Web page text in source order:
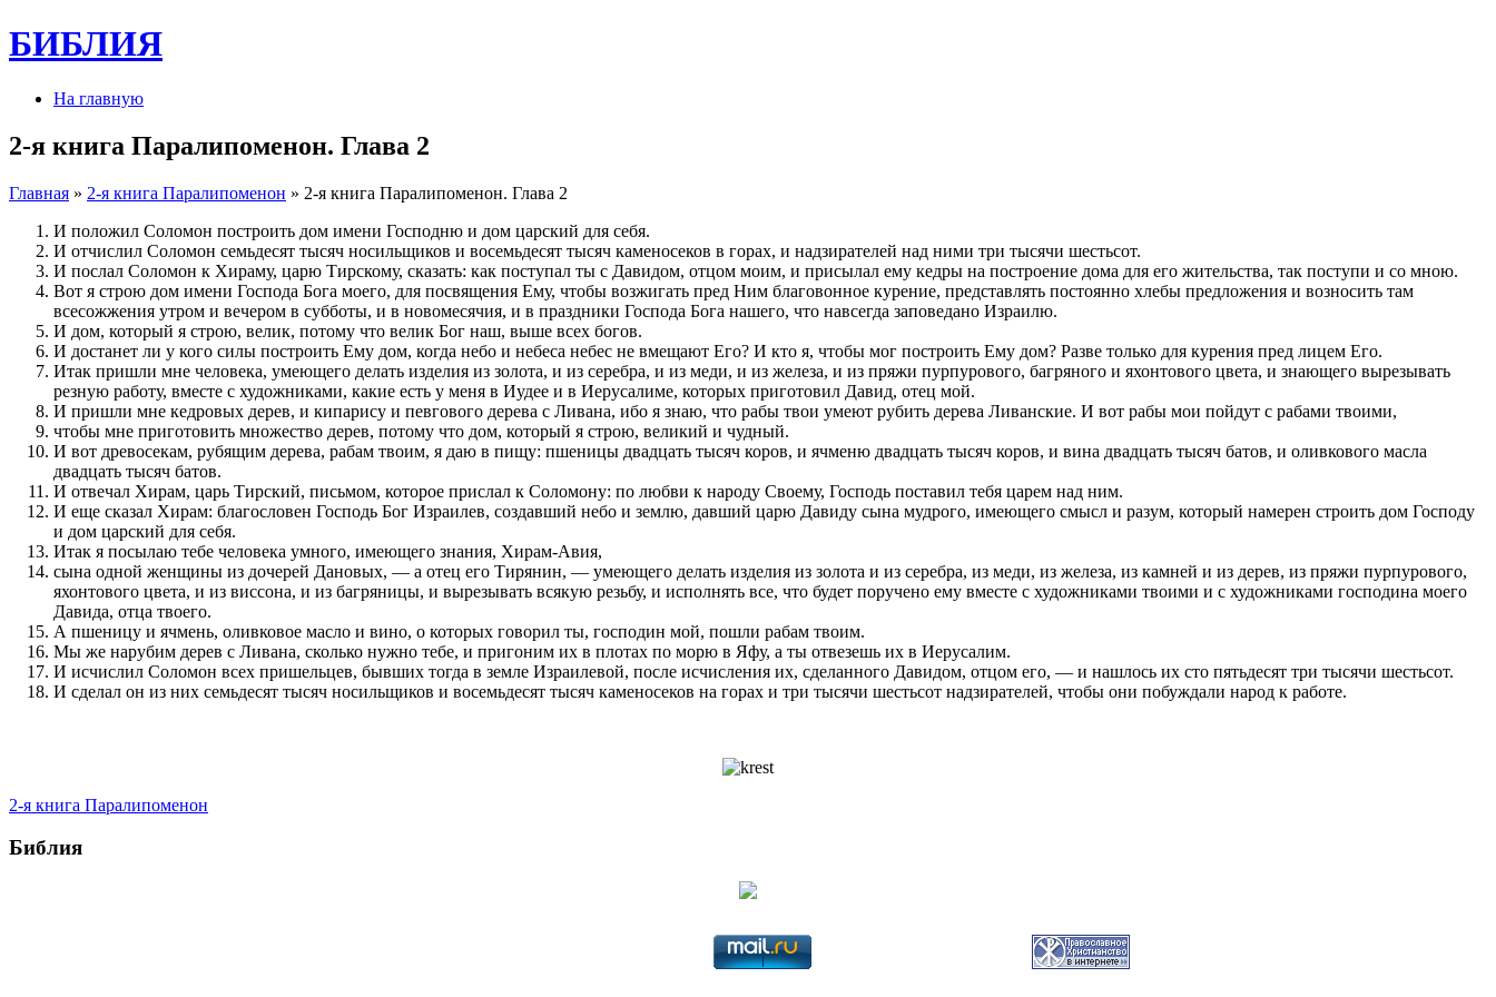
БИБЛИЯ
На главную
2-я книга Паралипоменон. Глава 2
Главная » 2-я книга Паралипоменон » 2-я книга Паралипоменон. Глава 2
И положил Соломон построить дом имени Господню и дом царский для себя.
И отчислил Соломон семьдесят тысяч носильщиков и восемьдесят тысяч каменосеков в горах, и надзирателей над ними три тысячи шестьсот.
И послал Соломон к Хираму, царю Тирскому, сказать: как поступал ты с Давидом, отцом моим, и присылал ему кедры на построение дома для его жительства, так поступи и со мною.
Вот я строю дом имени Господа Бога моего, для посвящения Ему, чтобы возжигать пред Ним благовонное курение, представлять постоянно хлебы предложения и возносить там
всесожжения утром и вечером в субботы, и в новомесячия, и в праздники Господа Бога нашего, что навсегда заповедано Израилю.
И дом, который я строю, велик, потому что велик Бог наш, выше всех богов.
И достанет ли у кого силы построить Ему дом, когда небо и небеса небес не вмещают Его? И кто я, чтобы мог построить Ему дом? Разве только для курения пред лицем Его.
Итак пришли мне человека, умеющего делать изделия из золота, и из серебра, и из меди, и из железа, и из пряжи пурпурового, багряного и яхонтового цвета, и знающего вырезывать
резную работу, вместе с художниками, какие есть у меня в Иудее и в Иерусалиме, которых приготовил Давид, отец мой.
И пришли мне кедровых дерев, и кипарису и певгового дерева с Ливана, ибо я знаю, что рабы твои умеют рубить дерева Ливанские. И вот рабы мои пойдут с рабами твоими,
чтобы мне приготовить множество дерев, потому что дом, который я строю, великий и чудный.
И вот древосекам, рубящим дерева, рабам твоим, я даю в пищу: пшеницы двадцать тысяч коров, и ячменю двадцать тысяч коров, и вина двадцать тысяч батов, и оливкового масла
двадцать тысяч батов.
И отвечал Хирам, царь Тирский, письмом, которое прислал к Соломону: по любви к народу Своему, Господь поставил тебя царем над ним.
И еще сказал Хирам: благословен Господь Бог Израилев, создавший небо и землю, давший царю Давиду сына мудрого, имеющего смысл и разум, который намерен строить дом Господу
и дом царский для себя.
Итак я посылаю тебе человека умного, имеющего знания, Хирам-Авия,
сына одной женщины из дочерей Дановых, — а отец его Тирянин, — умеющего делать изделия из золота и из серебра, из меди, из железа, из камней и из дерев, из пряжи пурпурового,
яхонтового цвета, и из виссона, и из багряницы, и вырезывать всякую резьбу, и исполнять все, что будет поручено ему вместе с художниками твоими и с художниками господина моего
Давида, отца твоего.
А пшеницу и ячмень, оливковое масло и вино, о которых говорил ты, господин мой, пошли рабам твоим.
Мы же нарубим дерев с Ливана, сколько нужно тебе, и пригоним их в плотах по морю в Яфу, а ты отвезешь их в Иерусалим.
И исчислил Соломон всех пришельцев, бывших тогда в земле Израилевой, после исчисления их, сделанного Давидом, отцом его, — и нашлось их сто пятьдесят три тысячи шестьсот.
И сделал он из них семьдесят тысяч носильщиков и восемьдесят тысяч каменосеков на горах и три тысячи шестьсот надзирателей, чтобы они побуждали народ к работе.
2-я книга Паралипоменон
Библия